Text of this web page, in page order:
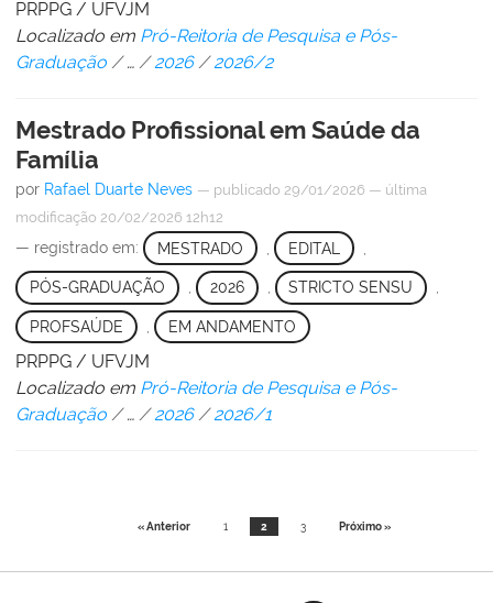
PRPPG / UFVJM
Localizado em Pró-Reitoria de Pesquisa e Pós-
Graduação /… /2026 /2026/2
Mestrado Profissional em Saúde da
Família
por Rafael Duarte Neves — publicado 29/01/2026 — última
modificação 20/02/2026 12h12
— registrado em: MESTRADO EDITAL
PÓS-GRADUAÇÃO , 2026 , STRICTO SENSU ,
PROFSAÚDE EM ANDAMENTO
PRPPG / UFVJM
Localizado em Pró-Reitoria de Pesquisa e Pós-
Graduação /… /2026 /2026/1
« Anterior 1 2 3 Próximo »